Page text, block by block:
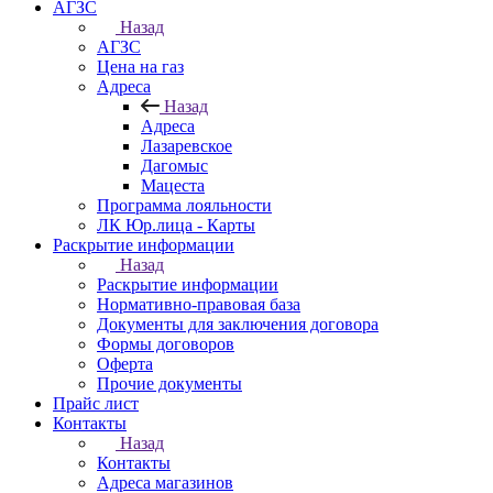
АГЗС
Назад
АГЗС
Цена на газ
Адреса
Назад
Адреса
Лазаревское
Дагомыс
Мацеста
Программа лояльности
ЛК Юр.лица - Карты
Раскрытие информации
Назад
Раскрытие информации
Нормативно-правовая база
Документы для заключения договора
Формы договоров
Оферта
Прочие документы
Прайс лист
Контакты
Назад
Контакты
Адреса магазинов